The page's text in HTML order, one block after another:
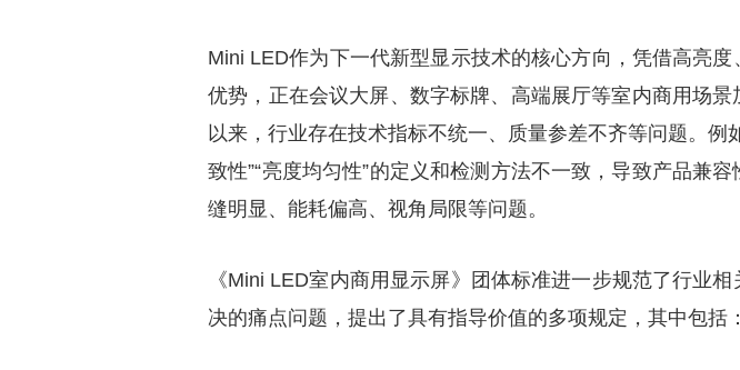
Mini LED作为下一代新型显示技术的核心方向，凭借高亮
优势，正在会议大屏、数字标牌、高端展厅等室内商用场景
以来，行业存在技术指标不统一、质量参差不齐等问题。例
致性”“亮度均匀性”的定义和检测方法不一致，导致产品兼
缝明显、能耗偏高、视角局限等问题。
《Mini LED室内商用显示屏》团体标准进一步规范了行业
决的痛点问题，提出了具有指导价值的多项规定，其中包括：